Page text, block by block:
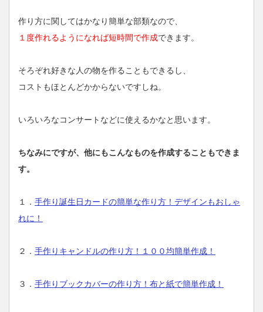
作り方に関してはかなり簡単な部類なので、
１度作れるようになれば短時間で作成できます。
そろぞれ好きな人の物を作ることもできるし、
コストもほとんどかからないですしね。
いろいろなコンサートなどに使えるかなと思います。
ちなみにですが、他にもこんなものを作成することもできま
す。
１． 手作り誕生日カードの簡単な作り方！デザインもおしゃ
れに！
２． 手作りキャンドルの作り方！１００均簡単作成！
３． 手作りブックカバーの作り方！布と紙で簡単作成！